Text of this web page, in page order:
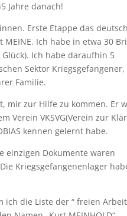
Jahre danach!
Erste Etappe das
Ich habe in etwa 30
Ich habe daraufhin 5
Sektor
Familie.
mir zur Hilfe zu kommen. Er
Verein VKSVG(Verein zur
kennen gelernt habe.
einzigen Dokumente waren
Kriegsgefangenenlager
die Liste der “ freien